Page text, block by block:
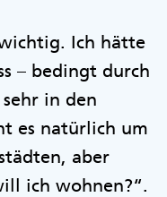
Ich hätte
– bedingt durch
in den
es natürlich um
aber
ich wohnen?“.